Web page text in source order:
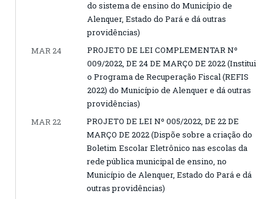
do sistema de ensino do Município de
Alenquer, Estado do Pará e dá outras
providências)
MAR 24
PROJETO DE LEI COMPLEMENTAR Nº
009/2022, DE 24 DE MARÇO DE 2022 (Institui
o Programa de Recuperação Fiscal (REFIS
2022) do Município de Alenquer e dá outras
providências)
MAR 22
PROJETO DE LEI Nº 005/2022, DE 22 DE
MARÇO DE 2022 (Dispõe sobre a criação do
Boletim Escolar Eletrônico nas escolas da
rede pública municipal de ensino, no
Município de Alenquer, Estado do Pará e dá
outras providências)